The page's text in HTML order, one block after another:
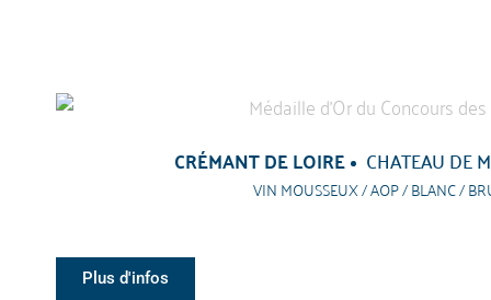
CRÉMANT DE LOIRE CHATEAU DE
VIN MOUSSEUX / AOP / BLANC /
Plus d'infos